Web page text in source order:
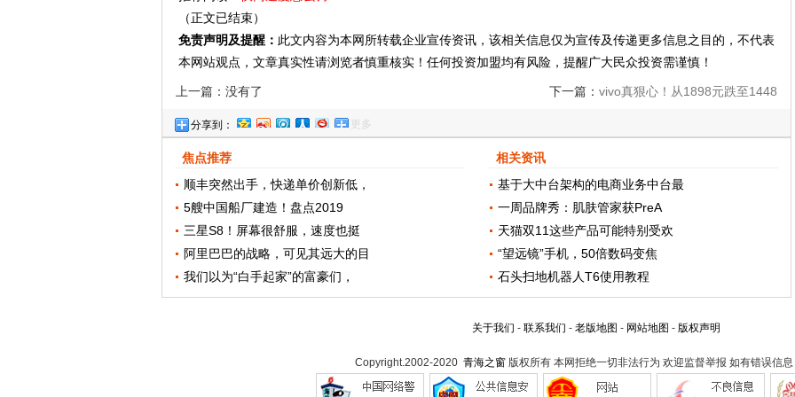
（正文已结束）
免责声明及提醒： 此文内容为本网所转载企业宣传资讯，该相关信息仅为宣传及传递更多信息之目的，不代表
本网站观点，文章真实性请浏览者慎重核实！任何投资加盟均有风险，提醒广大民众投资需谨慎！
上一篇：没有了 下一篇： vivo真狠心！从1898元跌至1448
分享到： 更多
焦点推荐
顺丰突然出手，快递单价创新低，
5艘中国船厂建造！盘点2019
三星S8！屏幕很舒服，速度也挺
阿里巴巴的战略，可见其远大的目
我们以为“白手起家”的富豪们，
相关资讯
基于大中台架构的电商业务中台最
一周品牌秀：肌肤管家获PreA
天猫双11这些产品可能特别受欢
“望远镜”手机，50倍数码变焦
石头扫地机器人T6使用教程
关于我们 - 联系我们 - 老版地图 - 网站地图 - 版权声明
Copyright.2002-2020 青海之窗版权所有 本网拒绝一切非法行为 欢迎监督举报 如有错误信